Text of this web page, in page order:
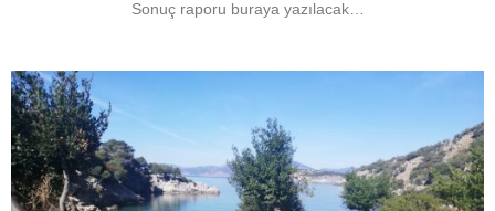
Sonuç raporu buraya yazılacak…